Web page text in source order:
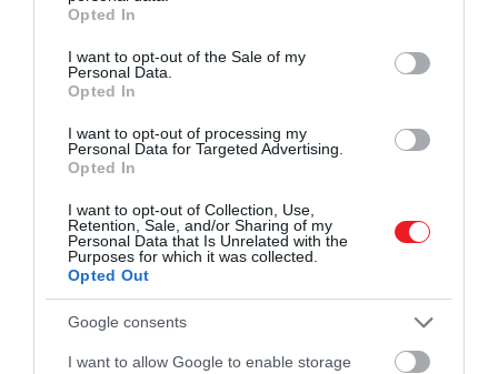
use your data for below specified purposes in below Google
consent section.
Opted In
I want to opt-out of the Sale of my
Personal Data.
Opted In
I want to opt-out of processing my
Personal Data for Targeted Advertising.
Opted In
I want to opt-out of Collection, Use,
Retention, Sale, and/or Sharing of my
Personal Data that Is Unrelated with the
Purposes for which it was collected.
Opted Out
Google consents
I want to allow Google to enable storage
megy keresztül. Később azt is
mondta, hogy ő volt az, aki
– mondta Stahr.
Ahogy Kahlo festőként egyre magabiztosabbá vált,
úgy kezdett el utalni az őt ért traumákra.
című alkotásán egy Kahlóra hasonlító fiatal nő ül egy
busz faülésén, ami értelemszerűen a végzetes
balesete előtti utolsó pillanatokat idézi fel.